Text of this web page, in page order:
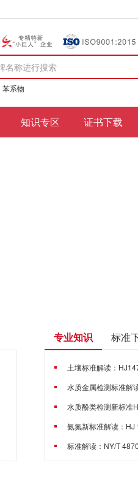
苯系物
知识专区 证书下载
专业知识 标准
土壤标准解读：
水质金属检测标准解
水质酚类检测新标准
氨氮新标准解读：
标准解读：NY/T